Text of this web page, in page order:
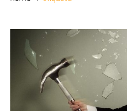
autodestrucción